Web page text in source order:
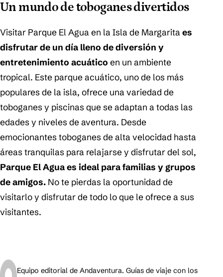
Un mundo de toboganes divertidos
Visitar Parque El Agua en la Isla de Margarita es
disfrutar de un día lleno de diversión y
entretenimiento acuático en un ambiente
tropical. Este parque acuático, uno de los más
populares de la isla, ofrece una variedad de
toboganes y piscinas que se adaptan a todas las
edades y niveles de aventura. Desde
emocionantes toboganes de alta velocidad hasta
áreas tranquilas para relajarse y disfrutar del sol,
Parque El Agua es ideal para familias y grupos
de amigos. No te pierdas la oportunidad de
visitarlo y disfrutar de todo lo que le ofrece a sus
visitantes.
Equipo editorial de Andaventura. Guías de viaje con los